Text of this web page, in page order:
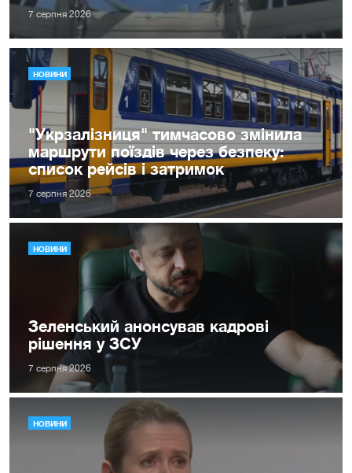
7 серпня 2026
НОВИНИ
"Укрзалізниця" тимчасово змінила
маршрути поїздів через безпеку:
список рейсів і затримок
7 серпня 2026
НОВИНИ
Зеленський анонсував кадрові
рішення у ЗСУ
7 серпня 2026
НОВИНИ